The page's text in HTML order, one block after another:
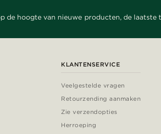
de hoogte van nieuwe producten, de laatste
KLANTENSERVICE
Veelgestelde vragen
Retourzending aanmaken
Zie verzendopties
Herroeping